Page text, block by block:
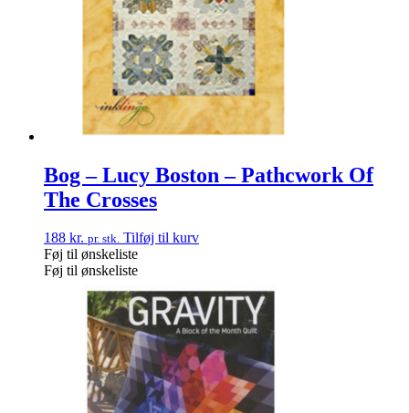
Bog – Lucy Boston – Pathcwork Of
The Crosses
188 kr. pr. stk. Tilføj til kurv
Føj til ønskeliste
Føj til ønskeliste